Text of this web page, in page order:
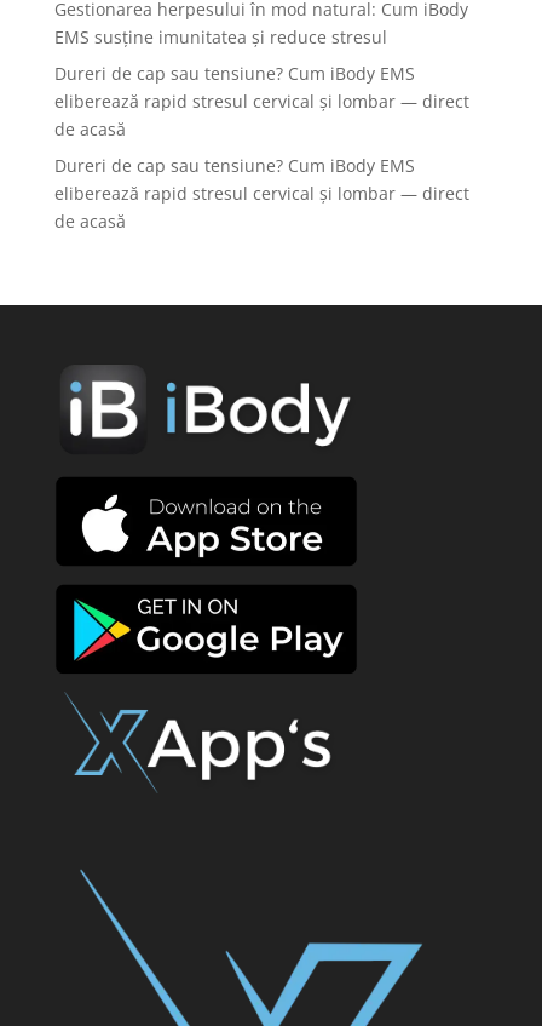
Gestionarea herpesului în mod natural: Cum iBody
EMS susține imunitatea și reduce stresul
Dureri de cap sau tensiune? Cum iBody EMS
eliberează rapid stresul cervical și lombar — direct
de acasă
Dureri de cap sau tensiune? Cum iBody EMS
eliberează rapid stresul cervical și lombar — direct
de acasă